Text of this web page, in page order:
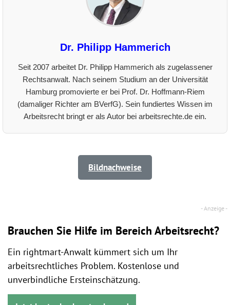
Dr. Philipp Hammerich
Seit 2007 arbeitet Dr. Philipp Hammerich als zugelassener
Rechtsanwalt. Nach seinem Studium an der Universität
Hamburg promovierte er bei Prof. Dr. Hoffmann-Riem
(damaliger Richter am BVerfG). Sein fundiertes Wissen im
Arbeitsrecht bringt er als Autor bei arbeitsrechte.de ein.
Bildnachweise
Brauchen Sie Hilfe im Bereich Arbeitsrecht?
Ein rightmart-Anwalt kümmert sich um Ihr
arbeitsrechtliches Problem. Kostenlose und
unverbindliche Ersteinschätzung.